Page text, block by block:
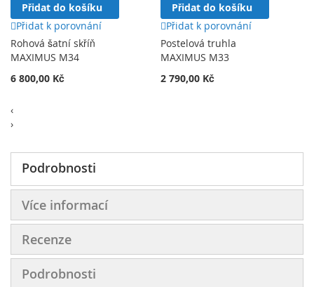
Přidat do košíku
Přidat k porovnání
Rohová šatní skříň
MAXIMUS M34
6 800,00 Kč
Přidat do košíku
Přidat k porovnání
Postelová truhla
MAXIMUS M33
2 790,00 Kč
‹
›
Podrobnosti
Více informací
Recenze
Podrobnosti